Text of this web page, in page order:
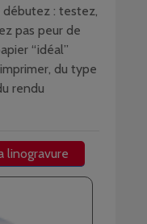
débutez : testez,
pas peur de
“idéal”
du type
rendu
linogravure